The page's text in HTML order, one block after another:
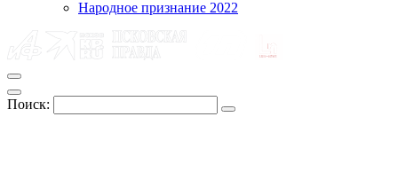
Народное признание 2022
Поиск: